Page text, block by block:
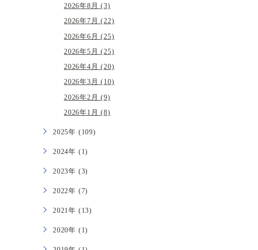
2026年8月 (3)
2026年7月 (22)
2026年6月 (25)
2026年5月 (25)
2026年4月 (20)
2026年3月 (10)
2026年2月 (9)
2026年1月 (8)
2025年 (109)
2024年 (1)
2023年 (3)
2022年 (7)
2021年 (13)
2020年 (1)